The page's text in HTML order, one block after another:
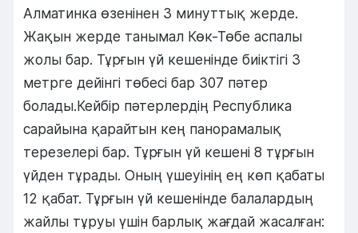
Алматинка өзенінен 3 минуттық жерде.
Жақын жерде танымал Көк-Төбе аспалы
жолы бар. Тұрғын үй кешенінде биіктігі 3
метрге дейінгі төбесі бар 307 пәтер
болады.Кейбір пәтерлердің Республика
сарайына қарайтын кең панорамалық
терезелері бар. Тұрғын үй кешені 8 тұрғын
үйден тұрады. Оның үшеуінің ең көп қабаты
12 қабат. Тұрғын үй кешенінде балалардың
жайлы тұруы үшін барлық жағдай жасалған: